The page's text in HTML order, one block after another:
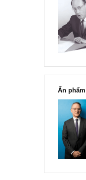
Chu
Marks